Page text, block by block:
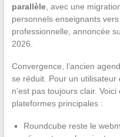
parallèle, avec une
personnels enseignants
professionnelle, annoncée
2026.
Convergence, l’ancien
se réduit. Pour un utilisateur
n’est pas toujours clair.
plateformes principales :
Roundcube reste le